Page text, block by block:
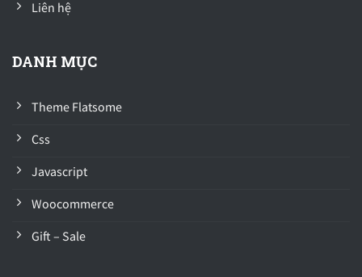
Liên hệ
DANH MỤC
Theme Flatsome
Css
Javascript
Woocommerce
Gift – Sale